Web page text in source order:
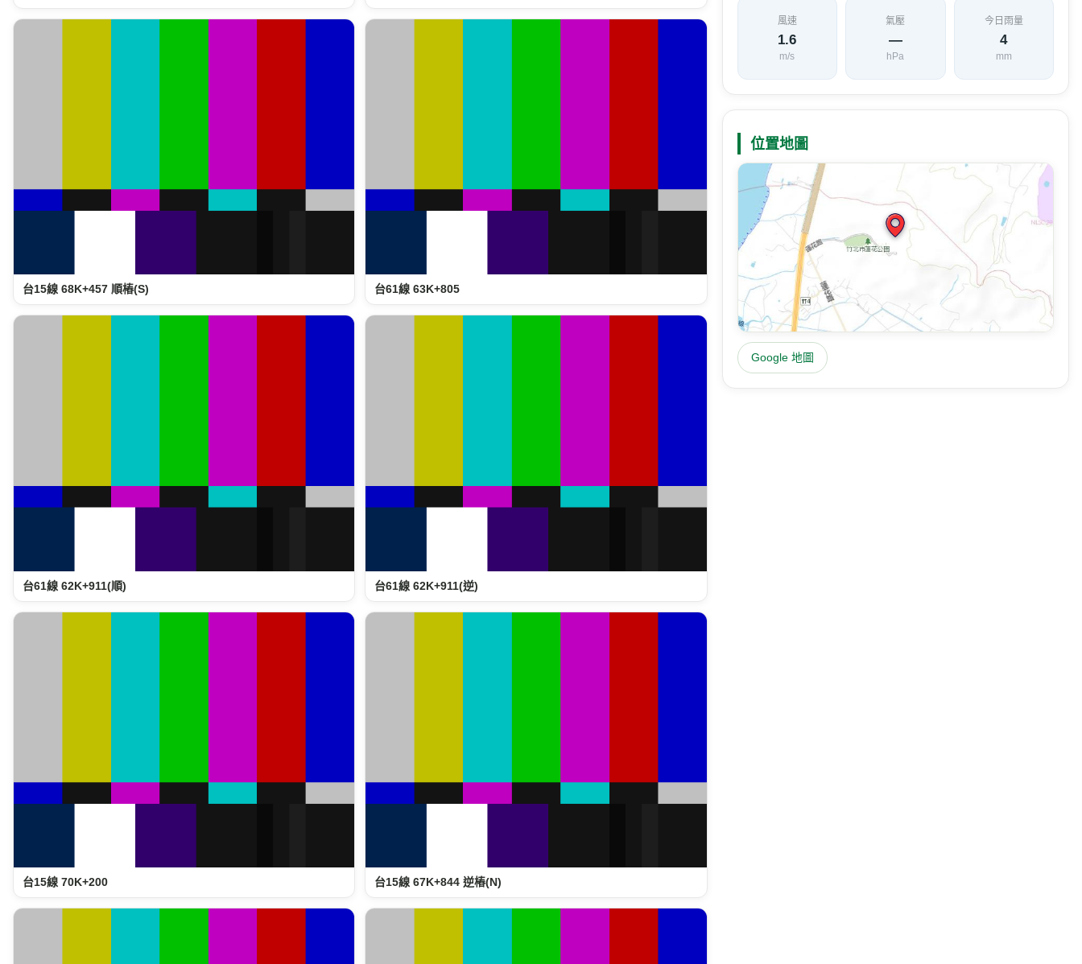
台15線 68K+457 順樁(S) 台61線 63K+805
台61線 62K+911(順) 台61線 62K+911(逆)
風速
1.6
m/s
氣壓
—
hPa
今日雨量
4
mm
位置地圖
Google 地圖